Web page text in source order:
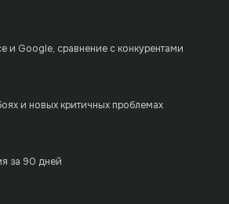
и Google, сравнение с конкурентами
и новых критичных проблемах
за 90 дней